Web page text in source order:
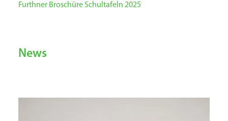
Furthner Broschüre Schultafeln 2025
News